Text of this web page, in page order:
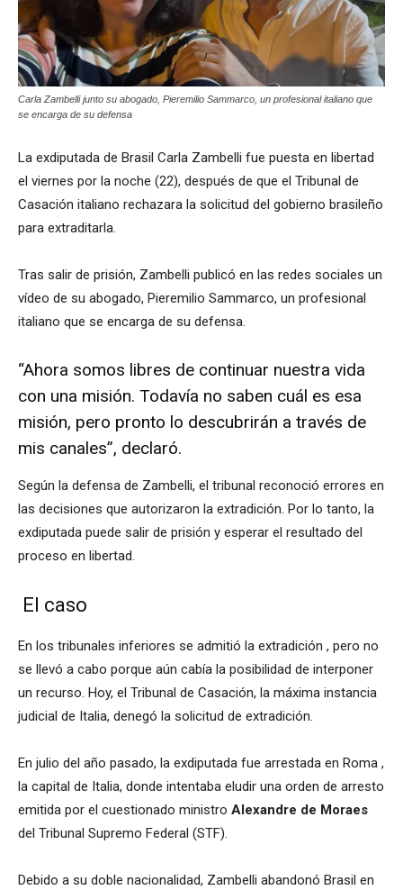
Carla Zambelli junto su abogado, Pieremilio Sammarco, un profesional italiano que
se encarga de su defensa
La exdiputada de Brasil Carla Zambelli fue puesta en libertad
el viernes por la noche (22), después de que el Tribunal de
Casación italiano rechazara la solicitud del gobierno brasileño
para extraditarla.
Tras salir de prisión, Zambelli publicó en las redes sociales un
vídeo de su abogado, Pieremilio Sammarco, un profesional
italiano que se encarga de su defensa.
“Ahora somos libres de continuar nuestra vida
con una misión. Todavía no saben cuál es esa
misión, pero pronto lo descubrirán a través de
mis canales”, declaró.
Según la defensa de Zambelli, el tribunal reconoció errores en
las decisiones que autorizaron la extradición. Por lo tanto, la
exdiputada puede salir de prisión y esperar el resultado del
proceso en libertad.
El caso
En los tribunales inferiores se admitió la extradición , pero no
se llevó a cabo porque aún cabía la posibilidad de interponer
un recurso. Hoy, el Tribunal de Casación, la máxima instancia
judicial de Italia, denegó la solicitud de extradición.
En julio del año pasado, la exdiputada fue arrestada en Roma ,
la capital de Italia, donde intentaba eludir una orden de arresto
emitida por el cuestionado ministro Alexandre de Moraes
del Tribunal Supremo Federal (STF).
Debido a su doble nacionalidad, Zambelli abandonó Brasil en